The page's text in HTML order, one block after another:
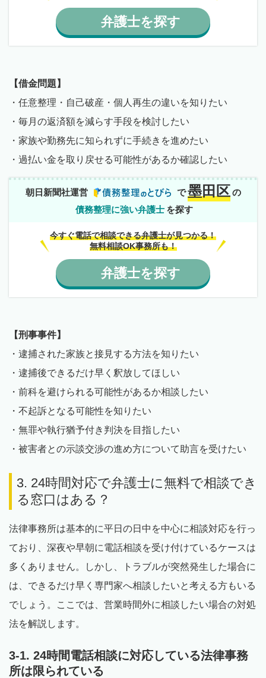
弁護士を探す
【借金問題】
・任意整理・自己破産・個人再生の違いを知りたい
・毎月の返済額を減らす手段を検討したい
・家族や勤務先に知られずに手続きを進めたい
・過払い金を取り戻せる可能性があるか確認したい
朝日新聞社運営 で 墨田区 の
債務整理に強い弁護士 を探す
今すぐ電話で相談できる弁護士が見つかる！
無料相談OK事務所も！
弁護士を探す
【刑事事件】
・逮捕された家族と接見する方法を知りたい
・逮捕後できるだけ早く釈放してほしい
・前科を避けられる可能性があるか相談したい
・不起訴となる可能性を知りたい
・無罪や執行猶予付き判決を目指したい
・被害者との示談交渉の進め方について助言を受けたい
3. 24時間対応で弁護士に無料で相談でき
る窓口はある？
法律事務所は基本的に平日の日中を中心に相談対応を行っ
ており、深夜や早朝に電話相談を受け付けているケースは
多くありません。しかし、トラブルが突然発生した場合に
は、できるだけ早く専門家へ相談したいと考える方もいる
でしょう。ここでは、営業時間外に相談したい場合の対処
法を解説します。
3-1. 24時間電話相談に対応している法律事務
所は限られている